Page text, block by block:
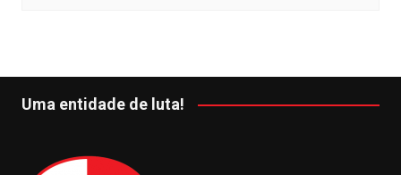
Uma entidade de luta!